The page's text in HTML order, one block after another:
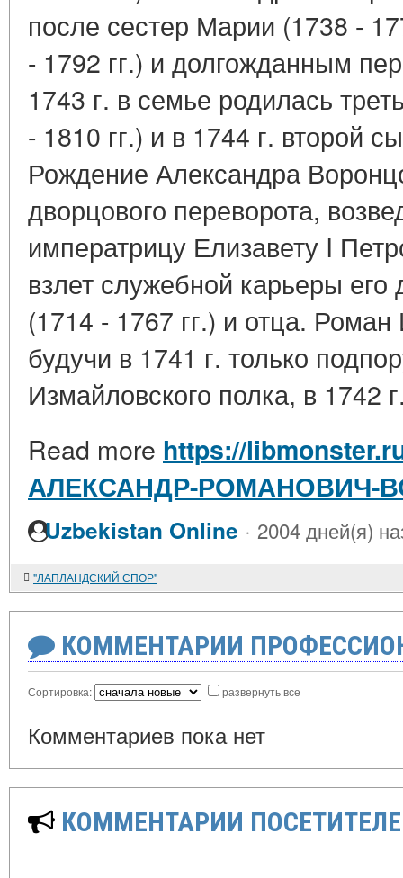
после сестер Марии (1738 -
- 1792 гг.) и долгожданным
1743 г. в семье родилась
- 1810 гг.) и в 1744 г. второй
Рождение Александра
дворцового переворота,
императрицу Елизавету I
взлет служебной карьеры
(1714 - 1767 гг.) и отца.
будучи в 1741 г. только
Измайловского полка, в 1742
Read more https://
АЛЕКСАНДР-РОМАНОВИЧ-
Uzbekistan Online · 2004 дней(я)
"ЛАПЛАНДСКИЙ СПОР"
КОММЕНТАРИИ
Сортировка: развернуть все
Комментариев пока нет
КОММЕНТАРИИ